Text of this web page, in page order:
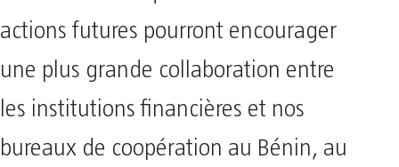
actions futures pourront encourager
une plus grande collaboration entre
les institutions financières et nos
bureaux de coopération au Bénin, au